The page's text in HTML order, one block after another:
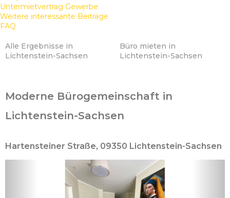
Untermietvertrag Gewerbe
Weitere interessante Beiträge
FAQ
Alle Ergebnisse in
Lichtenstein-Sachsen
Büro mieten in
Lichtenstein-Sachsen
Moderne Bürogemeinschaft in
Lichtenstein-Sachsen
Hartensteiner Straße, 09350 Lichtenstein-Sachsen